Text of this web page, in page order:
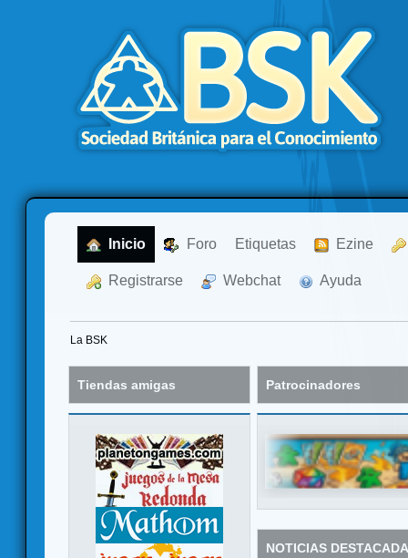
Inicio Foro Etiquetas Ezine
Registrarse Webchat Ayuda
La BSK
Tiendas amigas Patrocinadores
NOTICIAS